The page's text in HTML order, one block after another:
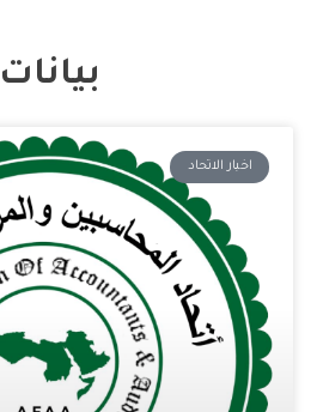
بيانات
اخبار الاتحاد